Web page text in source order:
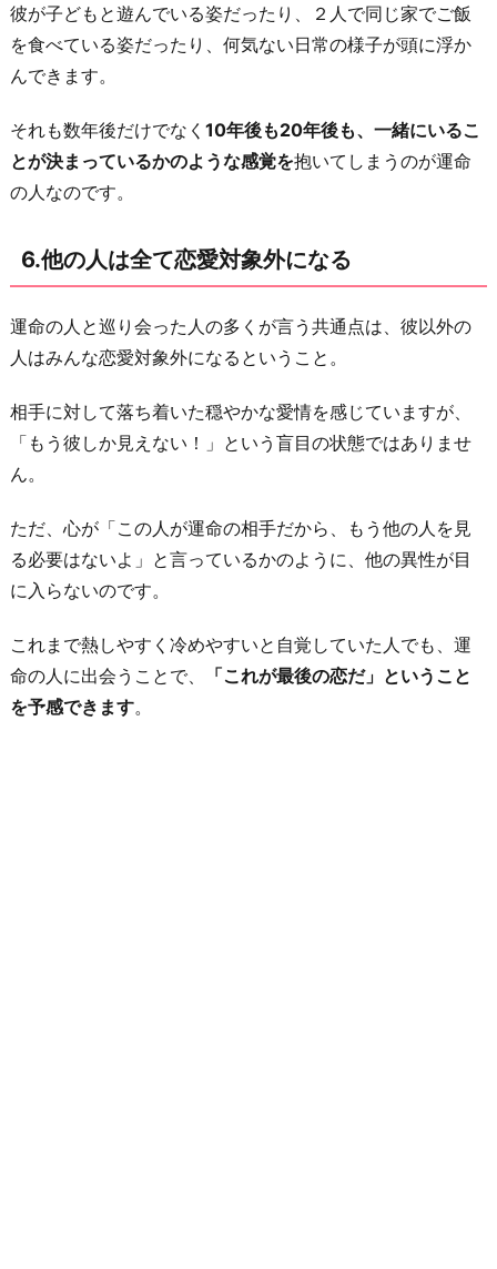
彼が子どもと遊んでいる姿だったり、２人で同じ家でご飯
を食べている姿だったり、何気ない日常の様子が頭に浮か
んできます。
それも数年後だけでなく 10年後も20年後も、一緒にいるこ
とが決まっているかのような感覚を抱いてしまうのが運命
の人なのです。
6.他の人は全て恋愛対象外になる
運命の人と巡り会った人の多くが言う共通点は、彼以外の
人はみんな恋愛対象外になるということ。
相手に対して落ち着いた穏やかな愛情を感じていますが、
「もう彼しか見えない！」という盲目の状態ではありませ
ん。
ただ、心が「この人が運命の相手だから、もう他の人を見
る必要はないよ」と言っているかのように、他の異性が目
に入らないのです。
これまで熱しやすく冷めやすいと自覚していた人でも、運
命の人に出会うことで、
「これが最後の恋だ」ということ
を予感できます。